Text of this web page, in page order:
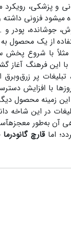
پزشکی، رویکرد
فزونی
جوشانده، پودر
از یک محصول به
مثلاً با شروع
با این فرهنگ
تبلیغات پر
با افزایش
این زمینه محصول
در این شاخه
آن به‌طور
اماقارچ